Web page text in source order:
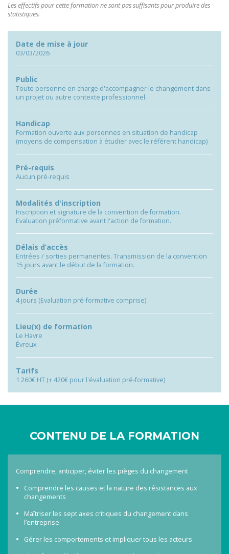
Les effectifs pour cette formation ne sont pas suffisants pour produire des
statistiques.
Date de mise à jour
03/03/2026
Public
Toute personne en charge d'accompagner le changement dans
un projet ou autre contexte professionnel.
Handicap
Formation ouverte aux personnes en situation de handicap
(moyens de compensation à étudier avec le référent handicap)
Pré-requis
Aucun pré-requis
Modalités d'inscription
Inscription et signature de la convention de formation.
Evaluation préformative avant l'action de formation.
Délais d’accès
Entrées / sorties permanentes. Transmission de la convention
15 jours avant le début de la formation.
Durée
4 jours (Evaluation pré-formative comprise)
Lieu(x) de formation
Le Havre
Évreux
Tarifs
1 260€ HT (+ 420€ pour l'évaluation pré-formative)
CONTENU DE LA FORMATION
Comprendre, anticiper, éviter les pièges du changement
Comprendre les causes et la nature des résistances aux
changements
Maîtriser les sept axes critiques du changement dans
l’entreprise
Gérer les comportements et impliquer tous les acteurs